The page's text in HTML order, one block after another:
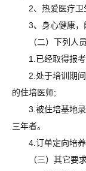
2、热爱医疗卫
3、身心健康，
（二）下列人
1.已经取得报
2.处于培训期
的住培医师;
3.被住培基地
三年者。
4.订单定向培
（三）其它要求